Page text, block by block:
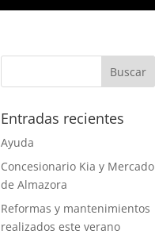
Entradas recientes
Ayuda
Concesionario Kia y Mercado
de Almazora
Reformas y mantenimientos
realizados este verano